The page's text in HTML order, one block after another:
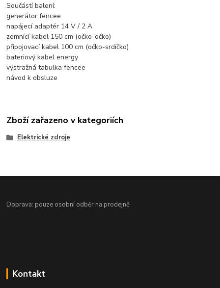
Součástí balení:
generátor fencee
napájecí adaptér 14 V / 2 A
zemnící kabel 150 cm (očko-očko)
připojovací kabel 100 cm (očko-srdíčko)
bateriový kabel energy
výstražná tabulka fencee
návod k obsluze
Zboží zařazeno v kategoriích
Elektrické zdroje
Doprava: pouze osobní odběr na prodejně
Kontakt